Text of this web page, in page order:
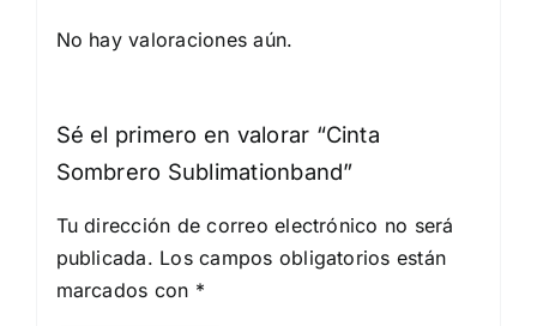
No hay valoraciones aún.
Sé el primero en valorar “Cinta
Sombrero Sublimationband”
Tu dirección de correo electrónico no será
publicada. Los campos obligatorios están
marcados con *